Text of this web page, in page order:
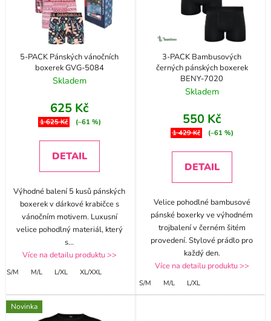
5-PACK Pánských vánočních
boxerek GVG-5084
Skladem
625 Kč
1 625 Kč (–61 %)
DETAIL
Výhodné balení 5 kusů pánských
boxerek v dárkové krabičce s
vánočním motivem. Luxusní
velice pohodlný materiál, který
s...
Více na detailu produktu >>
S/M M/L L/XL XL/XXL
3-PACK Bambusových
černých pánských boxerek
BENY-7020
Skladem
550 Kč
1 429 Kč (–61 %)
DETAIL
Velice pohodlné bambusové
pánské boxerky ve výhodném
trojbalení v černém šitém
provedení. Stylové prádlo pro
každý den.
Více na detailu produktu >>
S/M M/L L/XL
Novinka